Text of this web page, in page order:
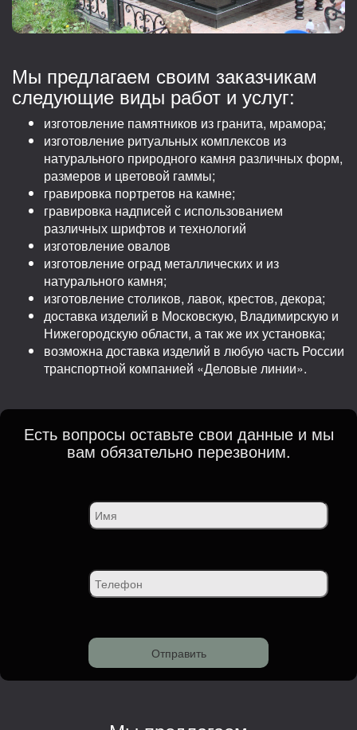
Мы предлагаем своим заказчикам
следующие виды работ и услуг:
изготовление памятников из гранита, мрамора;
изготовление ритуальных комплексов из
натурального природного камня различных форм,
размеров и цветовой гаммы;
гравировка портретов на камне;
гравировка надписей с использованием
различных шрифтов и технологий
изготовление овалов
изготовление оград металлических и из
натурального камня;
изготовление столиков, лавок, крестов, декора;
доставка изделий в Московскую, Владимирскую и
Нижегородскую области, а так же их установка;
возможна доставка изделий в любую часть России
транспортной компанией «Деловые линии».
Есть вопросы оставьте свои данные и мы
вам обязательно перезвоним.